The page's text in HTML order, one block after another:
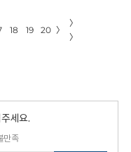
18 19 20 〉
〉
〉
세요.
만족